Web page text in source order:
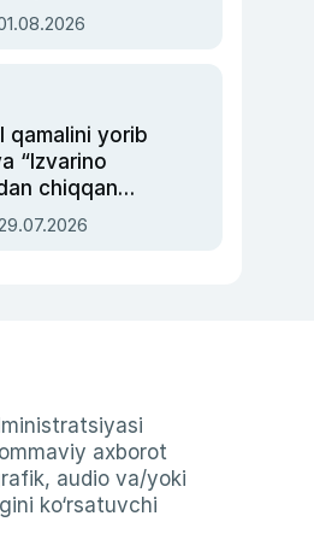
siyosiy
asrab
qamalini yorib
“Izvarino
chiqqan
— Ukraina
axborot
audio va/yoki
ko‘rsatuvchi